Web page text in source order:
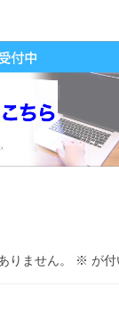
りません。 ※ が